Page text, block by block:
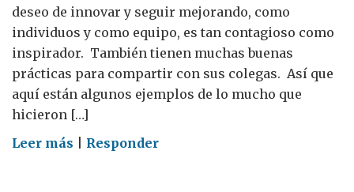
deseo de innovar y seguir mejorando, como
individuos y como equipo, es tan contagioso como
inspirador. También tienen muchas buenas
prácticas para compartir con sus colegas. Así que
aquí están algunos ejemplos de lo mucho que
hicieron […]
Leer más onResponder